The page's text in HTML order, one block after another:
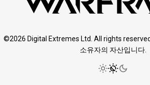
©2026 Digital Extremes Ltd. All rights
소유자의 자산입니다.